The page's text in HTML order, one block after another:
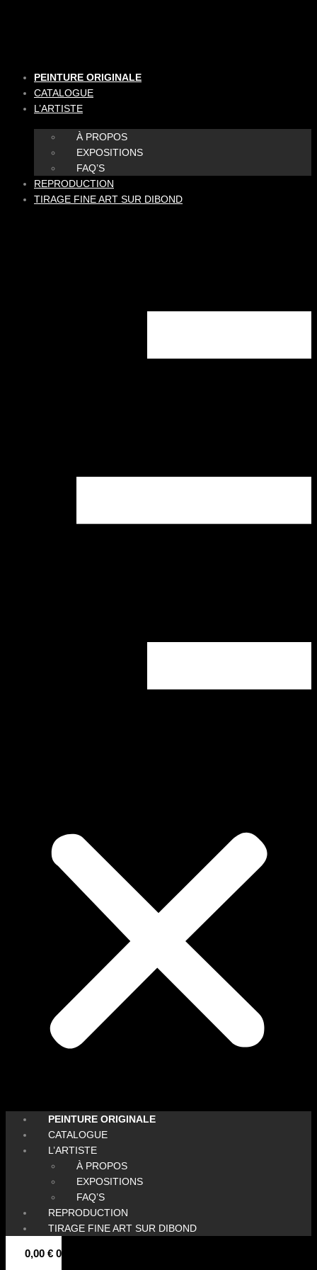
PEINTURE ORIGINALE
CATALOGUE
L’ARTISTE
À PROPOS
EXPOSITIONS
FAQ’S
REPRODUCTION
TIRAGE FINE ART SUR DIBOND
PEINTURE ORIGINALE
CATALOGUE
L’ARTISTE
À PROPOS
EXPOSITIONS
FAQ’S
REPRODUCTION
TIRAGE FINE ART SUR DIBOND
0,00 € 0